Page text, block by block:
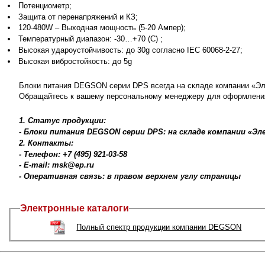
Потенциометр;
Защита от перенапряжений и КЗ;
120-480W – Выходная мощность (5-20 Ампер);
Температурный диапазон: -30…+70 (C) ;
Высокая удароустойчивость: до 30g согласно IEC 60068-2-27;
Высокая вибростойкость: до 5g
Блоки питания DEGSON серии DPS всегда на складе компании
Обращайтесь к вашему персональному менеджеру для
1. Статус продукции:
- Блоки питания DEGSON серии DPS: на складе компании
2. Контакты:
- Телефон: +7 (495) 921-03-58
- E-mail: msk@ep.ru
- Оперативная связь: в правом верхнем углу страницы
Электронные каталоги
Полный спектр продукции компании DEGSON